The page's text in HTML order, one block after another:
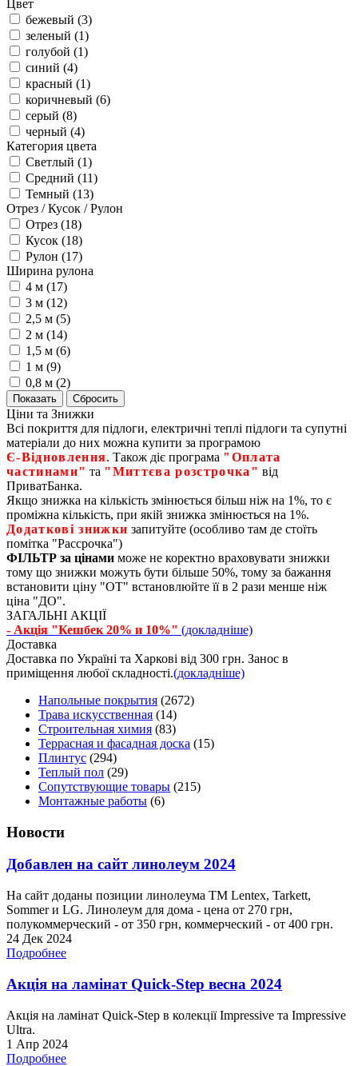
Цвет
бежевый (3)
зеленый (1)
голубой (1)
синий (4)
красный (1)
коричневый (6)
серый (8)
черный (4)
Категория цвета
Светлый (1)
Средний (11)
Темный (13)
Отрез / Кусок / Рулон
Отрез (18)
Кусок (18)
Рулон (17)
Ширина рулона
4 м (17)
3 м (12)
2,5 м (5)
2 м (14)
1,5 м (6)
1 м (9)
0,8 м (2)
Ціни та Знижки
Всі покриття для підлоги, електричні теплі підлоги та супутні
матеріали до них можна купити за програмою
Є‑Відновлення. Також діє програма "Оплата
частинами" та "Миттєва розстрочка" від
ПриватБанка.
Якщо знижка на кількість змінюється більш ніж на 1%, то є
проміжна кількість, при якій знижка змінюється на 1%.
Додаткові знижки запитуйте (особливо там де стоїть
помітка "Рассрочка")
ФІЛЬТР за цінами може не коректно враховувати знижки
тому що знижки можуть бути більше 50%, тому за бажання
встановити ціну "ОТ" встановлюйте її в 2 рази менше ніж
ціна "ДО".
ЗАГАЛЬНІ АКЦІЇ
- Акція "Кешбек 20% и 10%" (докладніше)
Доставка
Доставка по Україні та Харкові від 300 грн. Занос в
приміщення любої складності.(докладніше)
Напольные покрытия (2672)
Трава искусственная (14)
Строительная химия (83)
Террасная и фасадная доска (15)
Плинтус (294)
Теплый пол (29)
Сопутствующие товары (215)
Монтажные работы (6)
Новости
Добавлен на сайт линолеум 2024
На сайт доданы позиции линолеума ТМ Lentex, Tarkett,
Sommer и LG. Линолеум для дома - цена от 270 грн,
полукоммерческий - от 350 грн, коммерческий - от 400 грн.
24 Дек 2024
Подробнее
Акція на ламінат Quick-Step весна 2024
Акція на ламінат Quick-Step в колекції Impressive та Impressive
Ultra.
1 Апр 2024
Подробнее